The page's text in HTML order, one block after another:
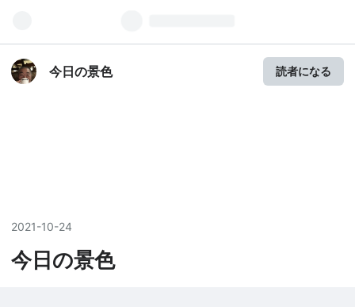
今日の景色 読者になる
2021-10-24
今日の景色